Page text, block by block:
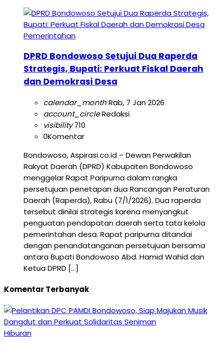
Pemerintahan
DPRD Bondowoso Setujui Dua Raperda
Strategis, Bupati: Perkuat Fiskal Daerah
dan Demokrasi Desa
calendar_monthRab, 7 Jan 2026
account_circleRedaksi
visibility710
0Komentar
Bondowoso, Aspirasi.co.id – Dewan Perwakilan
Rakyat Daerah (DPRD) Kabupaten Bondowoso
menggelar Rapat Paripurna dalam rangka
persetujuan penetapan dua Rancangan Peraturan
Daerah (Raperda), Rabu (7/1/2026). Dua raperda
tersebut dinilai strategis karena menyangkut
penguatan pendapatan daerah serta tata kelola
pemerintahan desa. Rapat paripurna ditandai
dengan penandatanganan persetujuan bersama
antara Bupati Bondowoso Abd. Hamid Wahid dan
Ketua DPRD […]
Komentar Terbanyak
Hiburan